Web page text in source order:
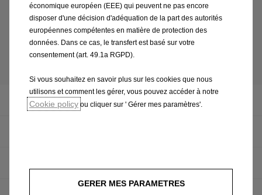
Solution rapide à tous les problèmes
décelés lors du contrôle
Offres de services
Toutes
économique européen (EEE) qui peuvent ne pas encore
disposer d'une décision d'adéquation de la part des autorités
européennes compétentes en matière de protection des
données. Dans ce cas, le transfert est basé sur votre
consentement (art. 49.1a RGPD).
Si vous souhaitez en savoir plus sur les cookies que nous
utilisons et comment les gérer, vous pouvez accéder à notre
Cookie policy ou cliquer sur ' Gérer mes paramètres'.
GERER MES PARAMETRES